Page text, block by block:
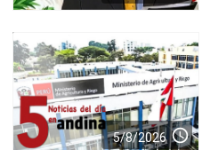
5/8/2026 access_time